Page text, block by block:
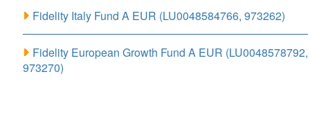
Fidelity Italy Fund A EUR (LU0048584766, 973262)
Fidelity European Growth Fund A EUR (LU0048578792,
973270)